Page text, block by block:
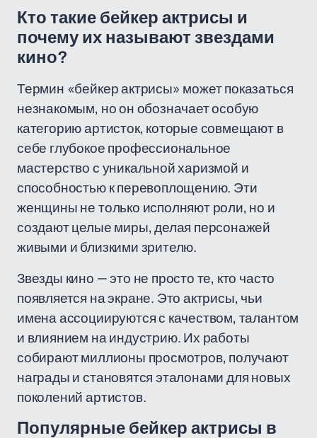
Кто такие бейкер актрисы и
почему их называют звездами
кино?
Термин «бейкер актрисы» может показаться
незнакомым, но он обозначает особую
категорию артисток, которые совмещают в
себе глубокое профессиональное
мастерство с уникальной харизмой и
способностью к перевоплощению. Эти
женщины не только исполняют роли, но и
создают целые миры, делая персонажей
живыми и близкими зрителю.
Звезды кино — это не просто те, кто часто
появляется на экране. Это актрисы, чьи
имена ассоциируются с качеством, талантом
и влиянием на индустрию. Их работы
собирают миллионы просмотров, получают
награды и становятся эталонами для новых
поколений артистов.
Популярные бейкер актрисы в